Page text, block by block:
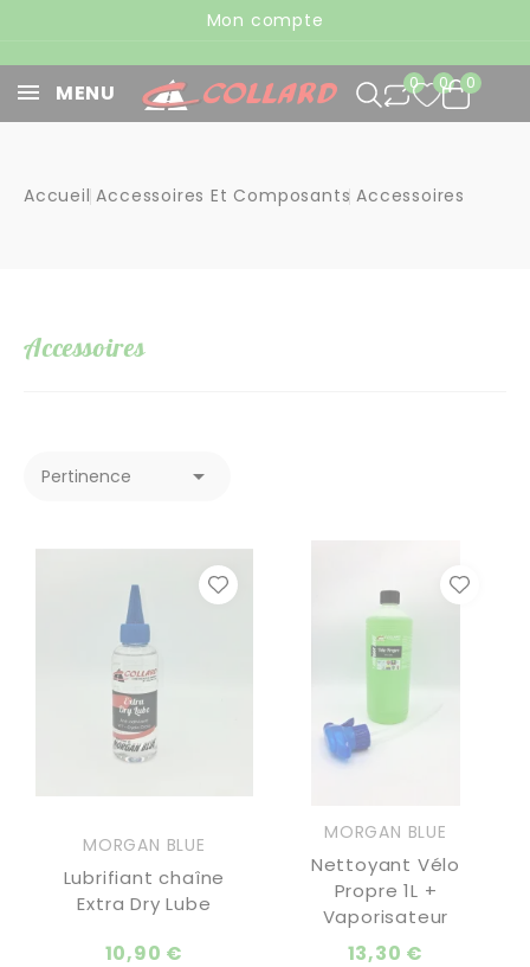
Panneau de gestion des cookies
Mon compte
MENU 0 0 0
Accueil Accessoires Et Composants Accessoires
Accessoires
Pertinence 
MORGAN BLUE
Lubrifiant chaîne
Extra Dry Lube
10,90 €
MORGAN BLUE
Nettoyant Vélo
Propre 1L +
Vaporisateur
13,30 €